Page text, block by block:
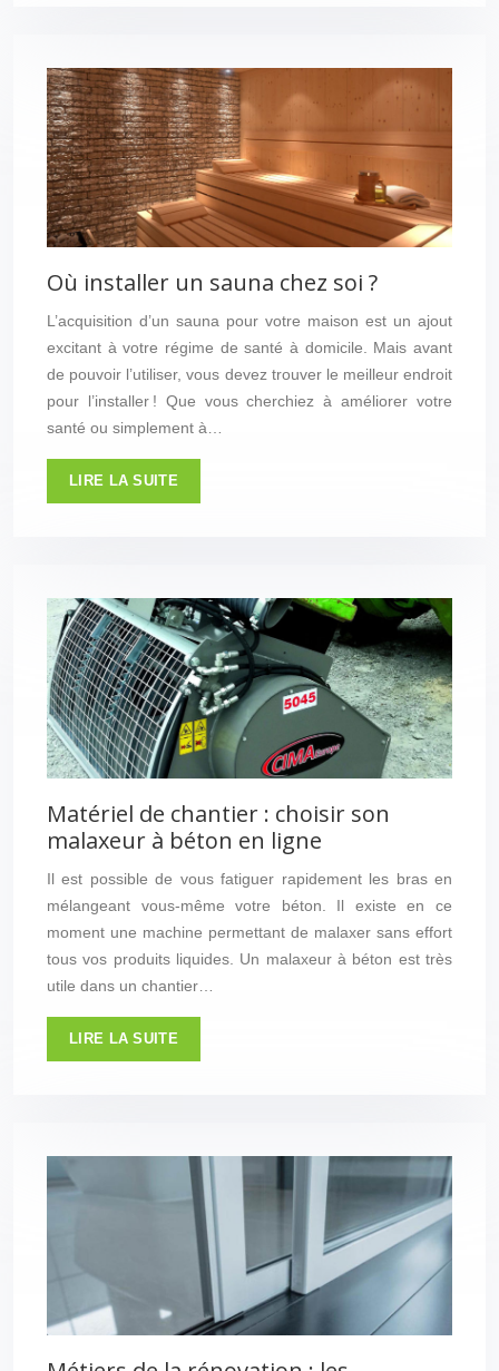
Où installer un sauna chez soi ?
L’acquisition d’un sauna pour votre maison est un ajout
excitant à votre régime de santé à domicile. Mais avant
de pouvoir l’utiliser, vous devez trouver le meilleur endroit
pour l’installer ! Que vous cherchiez à améliorer votre
santé ou simplement à…
LIRE LA SUITE
Matériel de chantier : choisir son
malaxeur à béton en ligne
Il est possible de vous fatiguer rapidement les bras en
mélangeant vous-même votre béton. Il existe en ce
moment une machine permettant de malaxer sans effort
tous vos produits liquides. Un malaxeur à béton est très
utile dans un chantier…
LIRE LA SUITE